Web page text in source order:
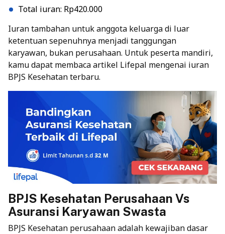
Total iuran: Rp420.000
Iuran tambahan untuk anggota keluarga di luar
ketentuan sepenuhnya menjadi tanggungan
karyawan, bukan perusahaan. Untuk peserta mandiri,
kamu dapat membaca artikel Lifepal mengenai iuran
BPJS Kesehatanterbaru.
BPJS Kesehatan Perusahaan Vs
Asuransi Karyawan Swasta
BPJS Kesehatan perusahaan adalah kewajiban dasar